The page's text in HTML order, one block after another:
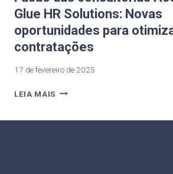
Glue HR Solutions: Novas
oportunidades para
contratações
17 de fevereiro de 2025
LEIA MAIS